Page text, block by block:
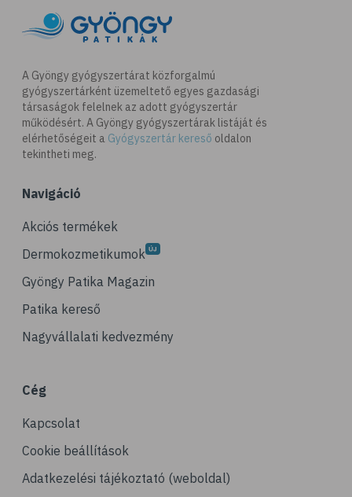
A Gyöngy gyógyszertárat közforgalmú
gyógyszertárként üzemeltető egyes gazdasági
társaságok felelnek az adott gyógyszertár
működésért. A Gyöngy gyógyszertárak listáját és
elérhetőségeit a Gyógyszertár kereső oldalon
tekintheti meg.
Navigáció
Akciós termékek
Dermokozmetikumok
Gyöngy Patika Magazin
Patika kereső
Nagyvállalati kedvezmény
Cég
Kapcsolat
Cookie beállítások
Adatkezelési tájékoztató (weboldal)